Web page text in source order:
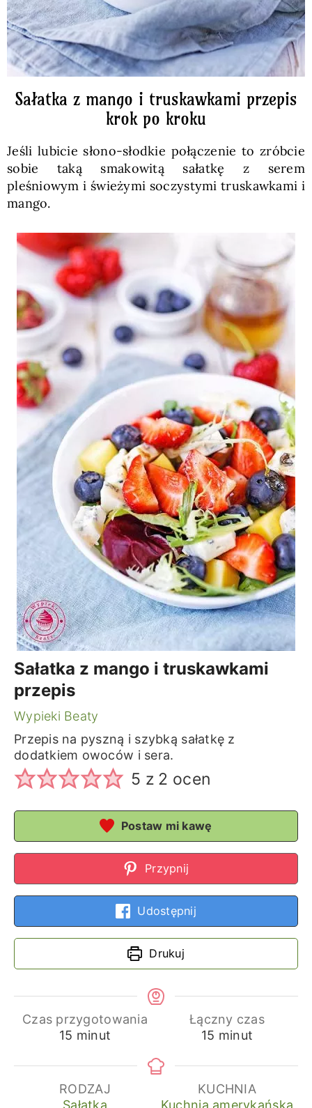
Sałatka z mango i truskawkami przepis
krok po kroku
Jeśli lubicie słono-słodkie połączenie to zróbcie
sobie taką smakowitą sałatkę z serem
pleśniowym i świeżymi soczystymi truskawkami i
mango.
Sałatka z mango i truskawkami
przepis
Wypieki Beaty
Przepis na pyszną i szybką sałatkę z
dodatkiem owoców i sera.
5 z 2 ocen
Postaw mi kawę
Przypnij
Udostępnij
Drukuj
Czas przygotowania
15 minuty
minut
Łączny czas
15 minuty
minut
RODZAJ
Sałatka
KUCHNIA
Kuchnia amerykańska